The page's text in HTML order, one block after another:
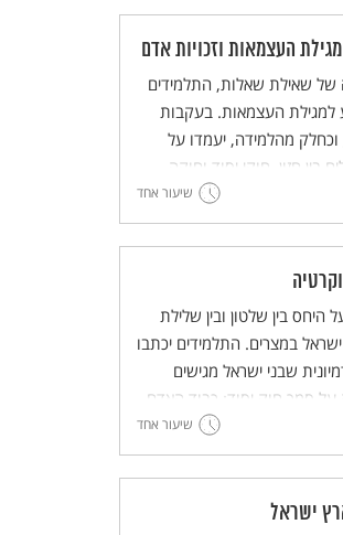
העצמאות וזכויות אדם
של שאילת שאלות, התלמידים
למגילת העצמאות. בעקבות
מהלמידה, יעמדו על
חזון, חוקי יסוד וחוקה.
משותפת על כינון חברתשיעור אחד
היחס בין שלטון ובין שלילת
ישראל במצרים. התלמידים יכתבו
שבני ישראל מגישים
סמך חוק יסוד: כבוד האדם
במליאה, עבודה בקבוצות
שיעור אחד
ישראל